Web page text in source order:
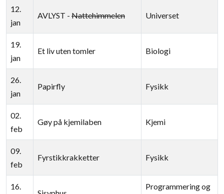
12.
jan
AVLYST - Nattehimmelen Universet
19.
jan
Et liv uten tomler Biologi
26.
jan
Papirfly Fysikk
02.
feb
Gøy på kjemilaben Kjemi
09.
feb
Fyrstikkrakketter Fysikk
16. Programmering og